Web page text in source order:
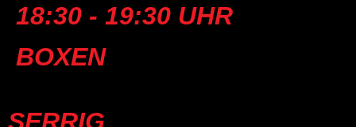
18:30 - 19:30 UHR
BOXEN
SERRIG